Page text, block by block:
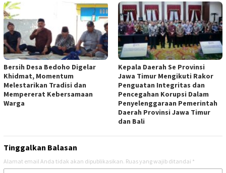
Bersih Desa Bedoho Digelar
Khidmat, Momentum
Melestarikan Tradisi dan
Mempererat Kebersamaan
Warga
Kepala Daerah Se Provinsi
Jawa Timur Mengikuti Rakor
Penguatan Integritas dan
Pencegahan Korupsi Dalam
Penyelenggaraan Pemerintah
Daerah Provinsi Jawa Timur
dan Bali
Tinggalkan Balasan
Alamat email Anda tidak akan dipublikasikan. Ruas yang wajib ditandai *